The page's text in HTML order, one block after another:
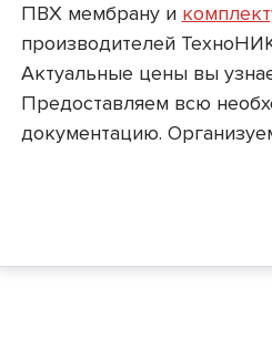
ПВХ мембрану и
производителей
Актуальные цены вы
Предоставляем всю
документацию.